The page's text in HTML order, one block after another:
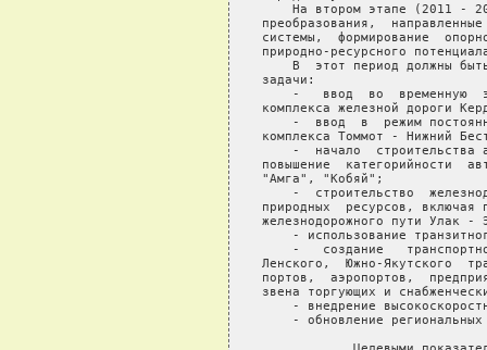
Улак - Эльга;
       - использование транзитного потенциала Северного морского пути;
       -   создание   транспортно-логистической  системы  на   основе,
   Ленского,  Южно-Якутского  транспортного  узла  в  составе   речных
   портов,  аэропортов,  предприятий  наземного  транспорта,  оптового
   звена торгующих и снабженческих организаций;
       - внедрение высокоскоростных внесезонных речных судов;
       - обновление региональных и магистральных самолетов.
                                   
               Целевыми показателями Программы являются:
                                   
   ------------------T-------T-------T-------T-------T-------T-------T-------¬
   ¦   Показатели    ¦2005 г.¦2006 г.¦2007 г.¦2008 г.¦2009 г.¦2010 г.¦2015 г.¦
   ¦                 ¦оценка ¦прогноз¦прогноз¦прогноз¦прогноз¦прогноз¦прогноз¦
   +-----------------+-------+-------+-------+-------+-------+-------+-------+
   ¦Перевезено грузов¦       ¦       ¦       ¦       ¦       ¦       ¦       ¦
   ¦(без учета       ¦       ¦       ¦       ¦       ¦       ¦       ¦       ¦
   ¦трубопроводного),¦       ¦       ¦       ¦       ¦       ¦       ¦       ¦
   ¦млн. тонн        ¦ 44,75 ¦  44,78¦   45,7¦   46,6¦   47,1¦   47,2¦   50,7¦
   +-----------------+-------+-------+-------+-------+-------+-------+-------+
   ¦Грузооборот      ¦       ¦       ¦       ¦       ¦       ¦       ¦       ¦
   ¦транспорта (без  ¦       ¦       ¦       ¦       ¦       ¦       ¦       ¦
   ¦учета            ¦       ¦       ¦       ¦       ¦       ¦       ¦       ¦
   ¦трубопроводного),¦       ¦       ¦       ¦       ¦       ¦       ¦       ¦
   ¦млн. тонн км     ¦610,4  ¦  623,1¦  637,2¦  651,9¦  726,1¦  732,3¦  823,6¦
   +-----------------+-------+-------+-------+-------+-------+-------+-------+
   ¦Перевезено       ¦       ¦       ¦       ¦       ¦       ¦       ¦       ¦
   ¦пассажиров, млн. ¦       ¦       ¦       ¦       ¦       ¦       ¦       ¦
   ¦пасс.            ¦ 78,3  ¦   79,7¦   81,3¦   82,9¦   85,4¦   87,9¦   98  ¦
   +-----------------+-------+-------+-------+-------+-------+-------+-------+
   ¦Пассажирооборот, ¦       ¦       ¦       ¦       ¦       ¦       ¦       ¦
   ¦млн. пасс. км    ¦235    ¦  238,5¦  246,8¦  256,2¦  262,8¦  269,6¦  304,5¦
   +-----------------+-------+-------+-------+-------+-------+-------+-------+
   ¦Износ основных   ¦       ¦       ¦       ¦       ¦       ¦       ¦       ¦
   ¦производственных ¦       ¦       ¦       ¦       ¦       ¦       ¦       ¦
   ¦фондов,          ¦       ¦       ¦       ¦       ¦       ¦       ¦       ¦
   ¦в процентах      ¦ 53,5  ¦   50  ¦   45  ¦   41  ¦   37  ¦   34  ¦   28  ¦
   +-----------------+-------+-------+-------+-------+-------+-------+-------+
   ¦Удельный вес     ¦       ¦       ¦       ¦       ¦       ¦       ¦       ¦
   ¦убыточных        ¦       ¦       ¦       ¦       ¦       ¦       ¦       ¦
   ¦организаций в    ¦       ¦       ¦       ¦       ¦       ¦       ¦       ¦
   ¦общем числе      ¦       ¦       ¦       ¦       ¦       ¦       ¦       ¦
   ¦организаций, %   ¦ 49    ¦   39  ¦   34  ¦   25  ¦   20  ¦   13  ¦   10  ¦
   +-----------------+-------+-------+-------+-------+-------+-------+-------+
   ¦Круглогодичное   ¦       ¦       ¦       ¦       ¦       ¦       ¦       ¦
   ¦транспортное     ¦       ¦       ¦       ¦       ¦       ¦       ¦       ¦
   ¦обеспечение:     ¦       ¦       ¦       ¦       ¦       ¦       ¦       ¦
   ¦- городов и      ¦       ¦       ¦       ¦       ¦       ¦       ¦       ¦
   ¦улусов (районов) ¦       ¦       ¦       ¦       ¦       ¦       ¦       ¦
   ¦республики, %    ¦  2    ¦    2  ¦    2  ¦    2  ¦    2  ¦   19  ¦   22  ¦
   ¦- население      ¦       ¦       ¦       ¦       ¦       ¦       ¦       ¦
   ¦республики, %    ¦ 14,6  ¦   14,6¦   14,6¦   14,6¦   14,6¦   83  ¦   91,5¦
   ¦- территории     ¦       ¦       ¦       ¦       ¦       ¦       ¦       ¦
   ¦республики, %    ¦  8,2  ¦    8,2¦    8,2¦    8,2¦    8,2¦   36,4¦   47,5¦
   L-----------------+-------+-------+-------+-------+-------+-------+--------
   
       Указанные выше цель и основные задачи Программы являются общими
   для  всего транспортного комплекса республики. Они конкретизируются
   с учетом специфики подпрограмм.
   
                    Целевые показатели подпрограммы
                      "Железнодорожный транспорт"
                                   
   --------------------T---------T------T------T------T------T------T------T------¬
   ¦                   ¦Ед. изм. ¦ 2005 ¦ 2006 ¦ 2007 ¦ 2008 ¦ 2009 ¦ 2010 ¦ 2015 ¦
   ¦                   ¦         ¦  г.  ¦  г.  ¦  г.  ¦  г.  ¦  г.  ¦  г.  ¦  г.  ¦
   +-------------------+---------+------+------+------+------+------+------+------+
   ¦Эксплуатационная   ¦         ¦      ¦      ¦      ¦      ¦      ¦      ¦      ¦
   ¦длина железных     ¦         ¦      ¦      ¦      ¦      ¦      ¦      ¦      ¦
   ¦дорог общего       ¦         ¦      ¦      ¦      ¦      ¦      ¦      ¦      ¦
   ¦пользования        ¦   км    ¦ 490  ¦ 490  ¦ 490  ¦ 490  ¦ 490  ¦ 865  ¦ 1095 ¦
   +-------------------+---------+------+------+------+------+------+------+------+
   ¦- оборудованные    ¦         ¦      ¦      ¦      ¦      ¦      ¦      ¦      ¦
   ¦полуавтоблокировкой¦         ¦      ¦      ¦      ¦      ¦      ¦      ¦      ¦
   ¦и электрической    ¦         ¦      ¦      ¦      ¦      ¦      ¦      ¦      ¦
   ¦централизацией     ¦   км    ¦ 159  ¦ 159  ¦ 159  ¦ 159  ¦ 159  ¦ 519  ¦ 519  ¦
   +-------------------